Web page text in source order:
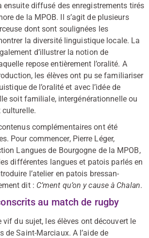
ensuite diffusé des enregistrements tirés
de la MPOB. Il s’agit de plusieurs
dont sont soulignées les
la diversité linguistique locale. La
d’illustrer la notion de
repose entièrement l’oralité. A
les élèves ont pu se familiariser
de l’oralité et avec l’idée de
soit familiale, intergénérationnelle ou
culturelle.
complémentaires ont été
Pour commencer, Pierre Léger,
Langues de Bourgogne de la MPOB,
différentes langues et patois parlés en
l’atelier en patois bressan-
dit : C’ment qu’on y cause à Chalan.
au match de rugby
vif du sujet, les élèves ont découvert le
de Saint-Marciaux. A l’aide de